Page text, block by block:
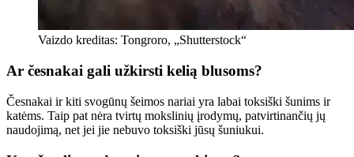
Vaizdo kreditas: Tongroro, „Shutterstock“
Ar česnakai gali užkirsti kelią blusoms?
Česnakai ir kiti svogūnų šeimos nariai yra labai toksiški šunims ir
katėms. Taip pat nėra tvirtų mokslinių įrodymų, patvirtinančių jų
naudojimą, net jei jie nebuvo toksiški jūsų šuniukui.